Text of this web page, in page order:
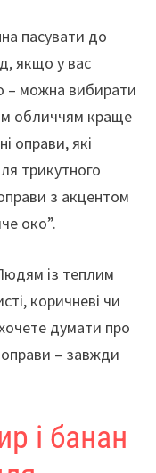
пасувати до
якщо у вас
– можна вибирати
обличчям краще
оправи, які
трикутного
з акцентом
око”.
із теплим
коричневі чи
думати про
оправи – завжди
і банан